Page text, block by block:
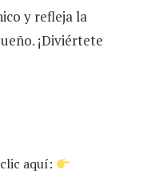
y refleja la
¡Diviértete
aquí: